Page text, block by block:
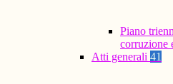
Piano
corruzione
Atti generali 41